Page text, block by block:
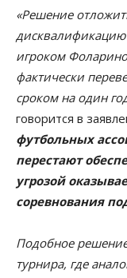
«Решение
дисквалификацию
игроком
фактически
сроком на один
говорится в
футбольных
перестают
угрозой
соревнования
Подобное
турнира, где